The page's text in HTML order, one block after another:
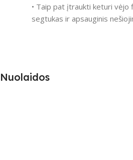
• Taip pat įtraukti keturi vėjo
segtukas ir apsauginis
Nuolaidos